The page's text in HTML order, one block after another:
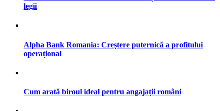
legii
Alpha Bank Romania: Creștere puternică a profitului
operațional
Cum arată biroul ideal pentru angajații români